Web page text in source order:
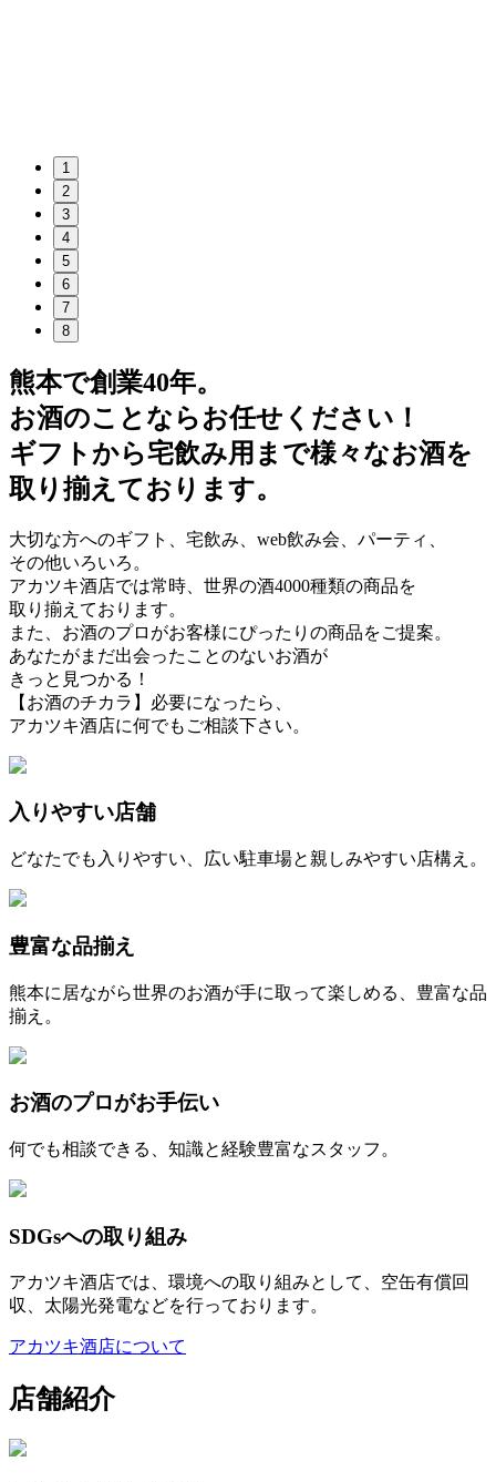
1
2
3
4
5
6
7
8
熊本で創業40年。
お酒のことならお任せください！
ギフトから宅飲み用まで様々なお酒を
取り揃えております。
大切な方へのギフト、宅飲み、web飲み会、パーティ、
その他いろいろ。
アカツキ酒店では常時、世界の酒4000種類の商品を
取り揃えております。
また、お酒のプロがお客様にぴったりの商品をご提案。
あなたがまだ出会ったことのないお酒が
きっと見つかる！
【お酒のチカラ】必要になったら、
アカツキ酒店に何でもご相談下さい。
入りやすい店舗
どなたでも入りやすい、広い駐車場と親しみやすい店構え。
豊富な品揃え
熊本に居ながら世界のお酒が手に取って楽しめる、豊富な品
揃え。
お酒のプロがお手伝い
何でも相談できる、知識と経験豊富なスタッフ。
SDGsへの取り組み
アカツキ酒店では、環境への取り組みとして、空缶有償回
収、太陽光発電などを行っております。
アカツキ酒店について
店舗紹介